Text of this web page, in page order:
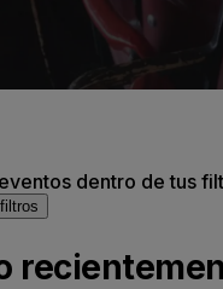
dentro de tus